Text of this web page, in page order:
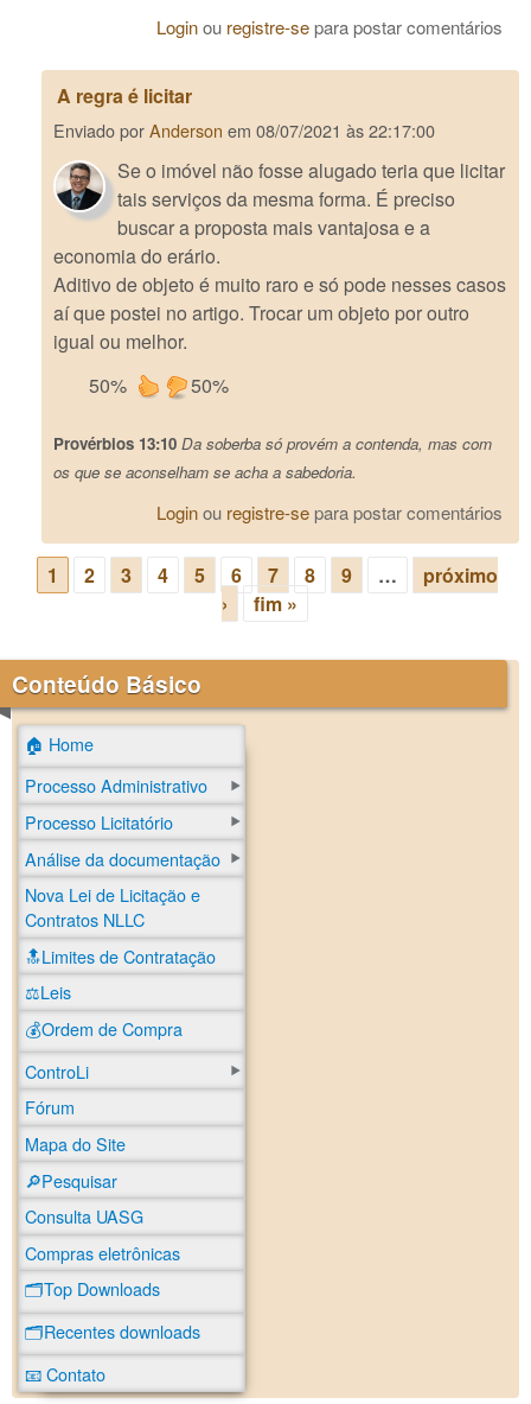
Loginou registre-separa postar comentários
A regra é licitar
Enviado porAnderson em 08/07/2021 às 22:17:00
Se o imóvel não fosse alugado teria que licitar
tais serviços da mesma forma. É preciso
buscar a proposta mais vantajosa e a
economia do erário.
Aditivo de objeto é muito raro e só pode nesses casos
aí que postei no artigo. Trocar um objeto por outro
igual ou melhor.
50%
50%
Provérbios 13:10 Da soberba só provém a contenda, mas com
os que se aconselham se acha a sabedoria.
Loginou registre-separa postar comentários
Páginas
1 2 3 4 5 6 7 8 9 …
próximo
›
fim »
Conteúdo Básico
🏠 Home
Processo Administrativo
Processo Licitatório
Análise da documentação
Nova Lei de Licitação e
Contratos NLLC
🔝Limites de Contratação
⚖️Leis
💰Ordem de Compra
ControLi
Fórum
Mapa do Site
🔎Pesquisar
Consulta UASG
Compras eletrônicas
🗂️Top Downloads
🗂️Recentes downloads
📧 Contato